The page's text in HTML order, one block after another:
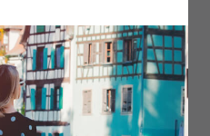
des traces
a été forcée ainsi
sans doute plus récente
une inhumation multiple